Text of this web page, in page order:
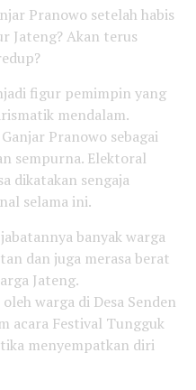
Pranowo setelah habis
Jateng? Akan terus
figur pemimpin yang
mendalam.
Pranowo sebagai
sempurna. Elektoral
dikatakan sengaja
selama ini.
banyak warga
dan juga merasa berat
Jateng.
warga di Desa Senden
acara Festival Tungguk
menyempatkan diri